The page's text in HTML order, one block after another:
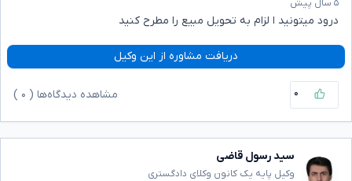
۵ سال پیش
درود میتونید ا لزام به تحویل مبیع را مطرح کنید
دریافت مشاوره از این وکیل
۰ مشاهده دیدگاه‌ها ( ۰
سید رسول قاضی
وکیل پایه یک کانون وکلای دادگستری